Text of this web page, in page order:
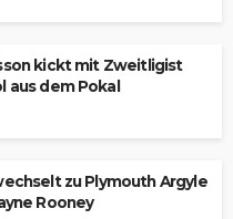
kickt mit Zweitligist
aus dem Pokal
zu Plymouth Argyle
Rooney